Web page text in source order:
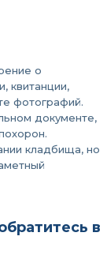
о
квитанции,
фотографий.
документе,
кладбища, но
в